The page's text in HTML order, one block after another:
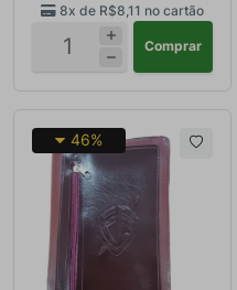
8x de R$8,11 no cartão
Comprar
46%